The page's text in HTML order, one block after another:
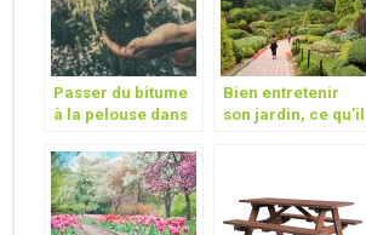
Passer du bitume
à la pelouse dans
Bien entretenir
son jardin, ce qu’il